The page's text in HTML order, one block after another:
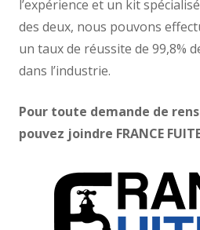
l’expérience et un kit
des deux, nous pouvons
un taux de réussite de 99,8%
dans l’industrie.
Pour toute demande de
pouvez joindre FRANCE